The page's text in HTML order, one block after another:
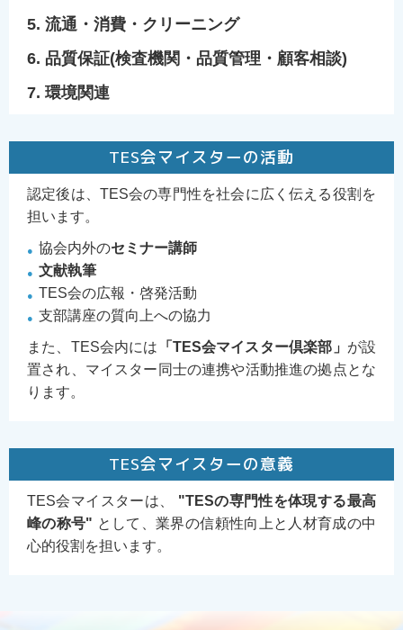
5. 流通・消費・クリーニング
6. 品質保証(検査機関・品質管理・顧客相談)
7. 環境関連
TES会マイスターの活動
認定後は、TES会の専門性を社会に広く伝える役割を
担います。
協会内外のセミナー講師
文献執筆
TES会の広報・啓発活動
支部講座の質向上への協力
また、TES会内には 「TES会マイスター倶楽部」 が設
置され、マイスター同士の連携や活動推進の拠点とな
ります。
TES会マイスターの意義
TES会マイスターは、 "TESの専門性を体現する最高
峰の称号" として、業界の信頼性向上と人材育成の中
心的役割を担います。